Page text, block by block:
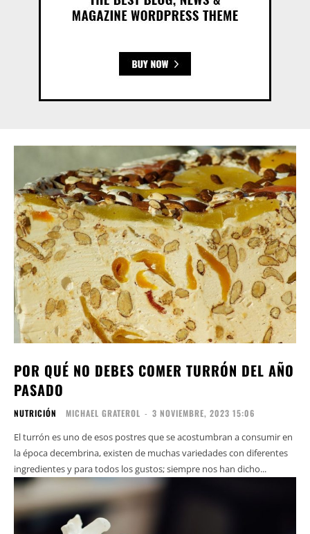
POR QUÉ NO DEBES COMER TURRÓN DEL AÑO
PASADO
NUTRICIÓN MICHAEL GRATEROL - 3 NOVIEMBRE, 2023 15:06
El turrón es uno de esos postres que se acostumbran a consumir en
la época decembrina, existen de muchas variedades con diferentes
ingredientes y para todos los gustos; siempre nos han dicho...